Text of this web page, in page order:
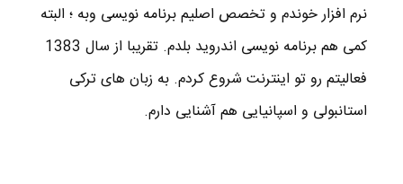
نرم افزار خوندم و تخصص اصلیم برنامه نویسی وبه ؛ البته
کمی هم برنامه نویسی اندروید بلدم. تقریبا از سال 1383
فعالیتم رو تو اینترنت شروع کردم. به زبان های ترکی
استانبولی و اسپانیایی هم آشنایی دارم.